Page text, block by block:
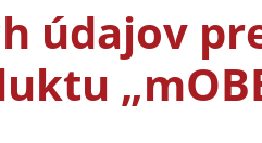
údajov